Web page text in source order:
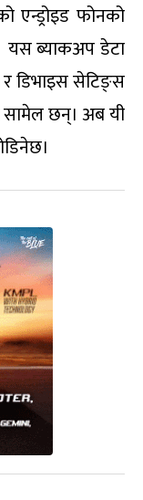
एन्ड्रोइड फोनको
यस ब्याकअप डेटा
डिभाइस सेटिङ्स
सामेल छन्। अब यी